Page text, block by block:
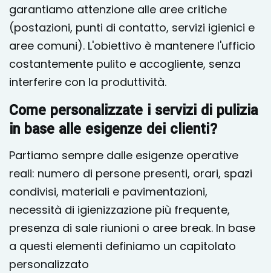
garantiamo attenzione alle aree critiche
(postazioni, punti di contatto, servizi igienici e
aree comuni). L'obiettivo è mantenere l'ufficio
costantemente pulito e accogliente, senza
interferire con la produttività.
Come personalizzate i servizi di pulizia
in base alle esigenze dei clienti?
Partiamo sempre dalle esigenze operative
reali: numero di persone presenti, orari, spazi
condivisi, materiali e pavimentazioni,
necessità di igienizzazione più frequente,
presenza di sale riunioni o aree break. In base
a questi elementi definiamo un capitolato
personalizzato